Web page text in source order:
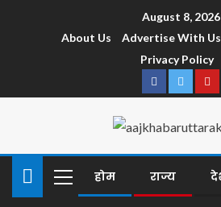
August 8, 2026
About Us
Advertise With Us
Privacy Policy
होम राज्य